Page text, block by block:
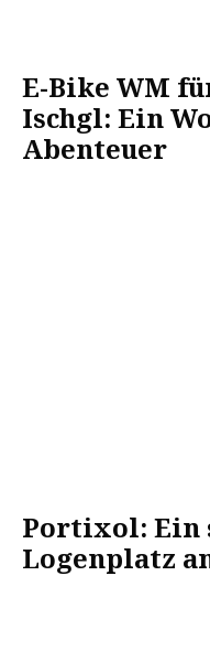
E-Bike WM
Ischgl: Ein
Abenteuer
Portixol:
Logenplatz